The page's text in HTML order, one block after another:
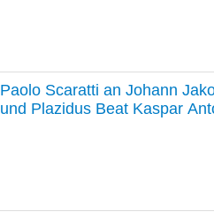
Scaratti an Johann
Plazidus Beat Kaspar